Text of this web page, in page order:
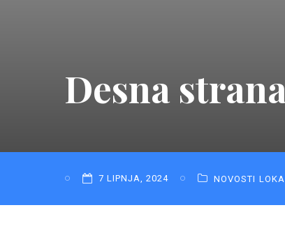
Desna
7 LIPNJA, 2024 NOVOSTI